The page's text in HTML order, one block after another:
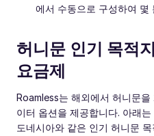
에서 수동으로 구성하여 몇
허니문 인기 목적
요금제
Roamless는 해외에서 허니문
이터 옵션을 제공합니다. 아래
도네시아와 같은 인기 허니문